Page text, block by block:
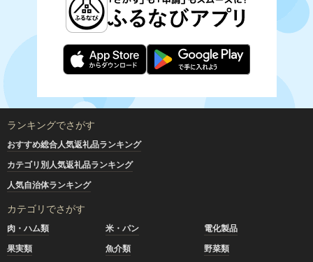
ランキングでさがす
おすすめ総合人気返礼品ランキング
カテゴリ別人気返礼品ランキング
人気自治体ランキング
カテゴリでさがす
肉・ハム類 米・パン
電化製品
果実類
魚介類
野菜類